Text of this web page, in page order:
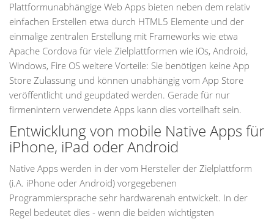
Plattformunabhängige Web Apps bieten neben dem relativ
einfachen Erstellen etwa durch HTML5 Elemente und der
einmalige zentralen Erstellung mit Frameworks wie etwa
Apache Cordova für viele Zielplattformen wie iOs, Android,
Windows, Fire OS weitere Vorteile: Sie benötigen keine App
Store Zulassung und können unabhängig vom App Store
veröffentlicht und geupdated werden. Gerade für nur
firmenintern verwendete Apps kann dies vorteilhaft sein.
Entwicklung von mobile Native Apps für
iPhone, iPad oder Android
Native Apps werden in der vom Hersteller der Zielplattform
(i.A. iPhone oder Android) vorgegebenen
Programmiersprache sehr hardwarenah entwickelt. In der
Regel bedeutet dies - wenn die beiden wichtigsten